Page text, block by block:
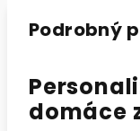
Podrobný
domáce